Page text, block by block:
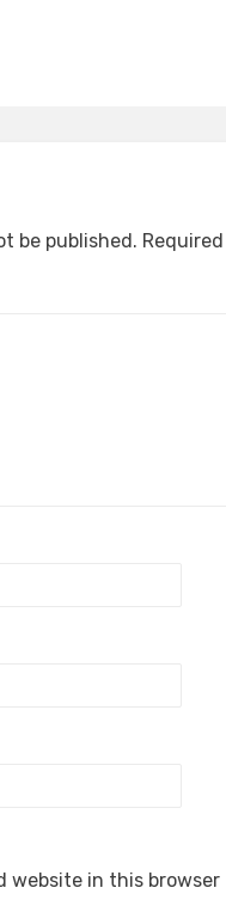
be published.
website in this